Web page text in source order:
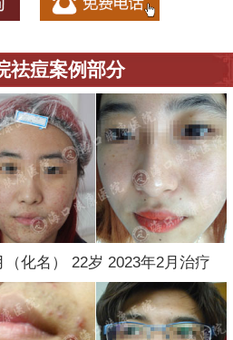
祛痘案例部分
化名） 22岁 2023年2月治疗